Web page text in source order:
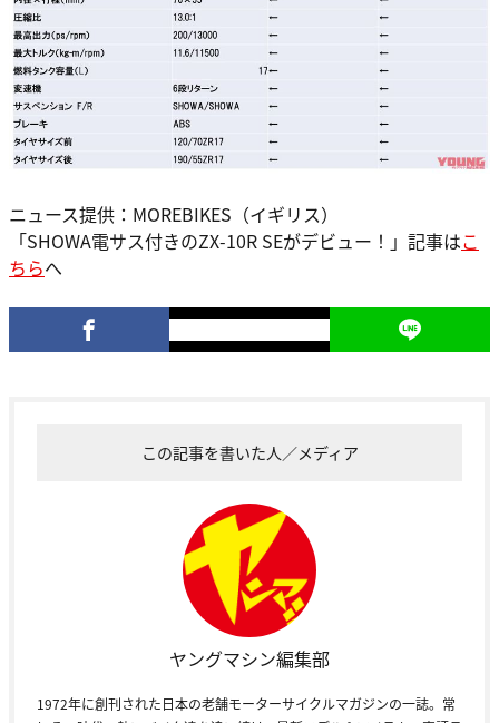
ニュース提供：MOREBIKES（イギリス）
「SHOWA電サス付きのZX-10R SEがデビュー！」記事はこ
ちらへ
この記事を書いた人／メディア
ヤングマシン編集部
1972年に創刊された日本の老舗モーターサイクルマガジンの一誌。常